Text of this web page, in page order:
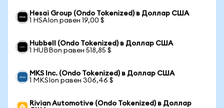
Hesai Group (Ondo Tokenized) в Доллар США
1 HSAIon равен 19,00 $
Hubbell (Ondo Tokenized) в Доллар США
1 HUBBon равен 518,85 $
MKS Inc. (Ondo Tokenized) в Доллар США
1 MKSIon равен 306,46 $
Rivian Automotive (Ondo Tokenized) в Доллар